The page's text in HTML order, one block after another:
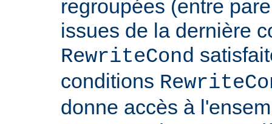
regroupées (entre
issues de la dernière
RewriteCond
conditions
donne accès à